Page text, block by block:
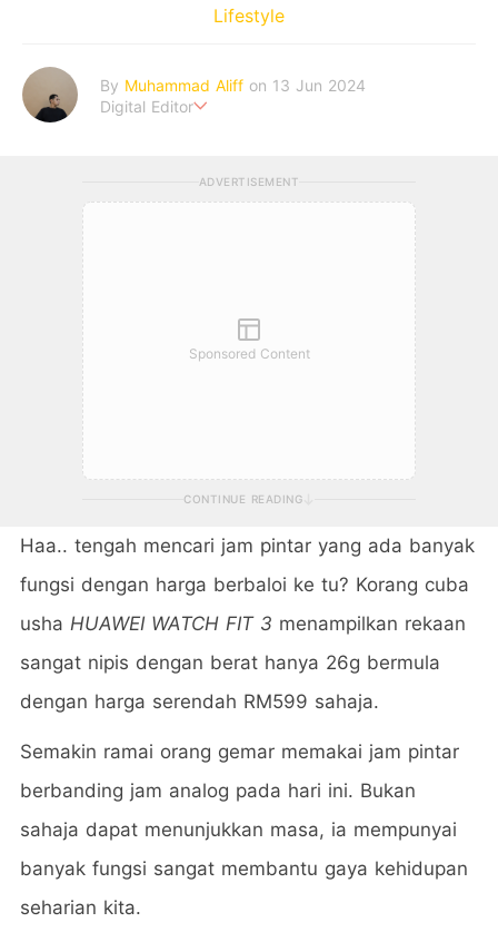
Lifestyle
By Muhammad Aliff on 13 Jun 2024
Digital Editor
ADVERTISEMENT
Sponsored Content
CONTINUE READING
Haa.. tengah mencari jam pintar yang ada banyak
fungsi dengan harga berbaloi ke tu? Korang cuba
usha HUAWEI WATCH FIT 3 menampilkan rekaan
sangat nipis dengan berat hanya 26g bermula
dengan harga serendah RM599 sahaja.
Semakin ramai orang gemar memakai jam pintar
berbanding jam analog pada hari ini. Bukan
sahaja dapat menunjukkan masa, ia mempunyai
banyak fungsi sangat membantu gaya kehidupan
seharian kita.